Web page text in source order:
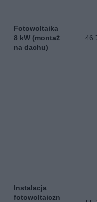
Fotowoltaika
8 kW (montaż
na dachu)
46
Instalacja
fotowoltaiczn